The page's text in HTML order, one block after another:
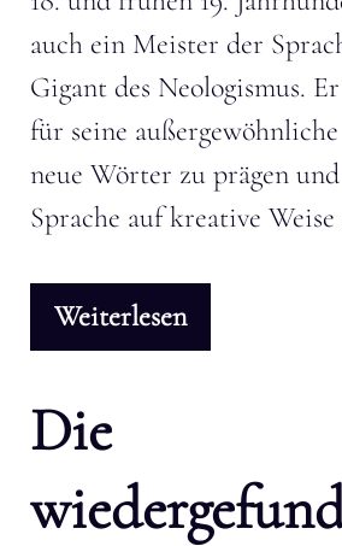
auch ein Meister der
Gigant des Neologismus.
für seine
neue Wörter zu prägen
Sprache auf kreative
Weiterlesen
Die